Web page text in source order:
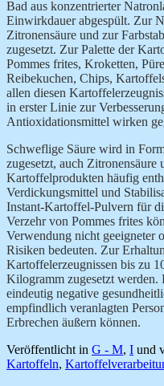
Bad aus konzentrierter
Einwirkdauer abgespült. Zur
Zitronensäure und zur
zugesetzt. Zur Palette der
Pommes frites, Kroketten,
Reibekuchen, Chips,
allen diesen
in erster Linie zur
Antioxidationsmittel wirken
Schweflige Säure wird in
zugesetzt, auch Zitronensäure
Kartoffelprodukten häufig
Verdickungsmittel und
Instant-Kartoffel-Pulvern für
Verzehr von Pommes frites
Verwendung nicht geeigneter
Risiken bedeuten. Zur
Kartoffelerzeugnissen bis zu
Kilogramm zugesetzt
eindeutig negative
empfindlich veranlagten
Erbrechen äußern können.
Veröffentlicht in G - M, I und
Kartoffeln,